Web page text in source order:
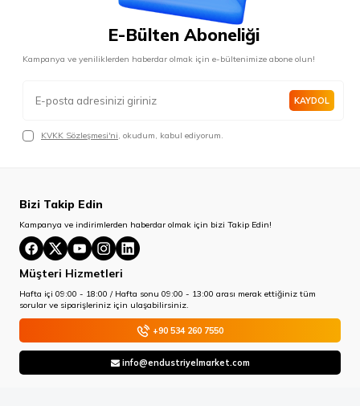
E-Bülten Aboneliği
Kampanya ve yeniliklerden haberdar olmak için e-bültenimize abone olun!
KAYDOL
KVKK Sözleşmesi'ni, okudum, kabul ediyorum.
Bizi Takip Edin
Kampanya ve indirimlerden haberdar olmak için bizi Takip Edin!
Müşteri Hizmetleri
Hafta içi 09:00 - 18:00 / Hafta sonu 09:00 - 13:00 arası merak ettiğiniz tüm
sorular ve siparişleriniz için ulaşabilirsiniz.
+90 534 260 7550
info@endustriyelmarket.com